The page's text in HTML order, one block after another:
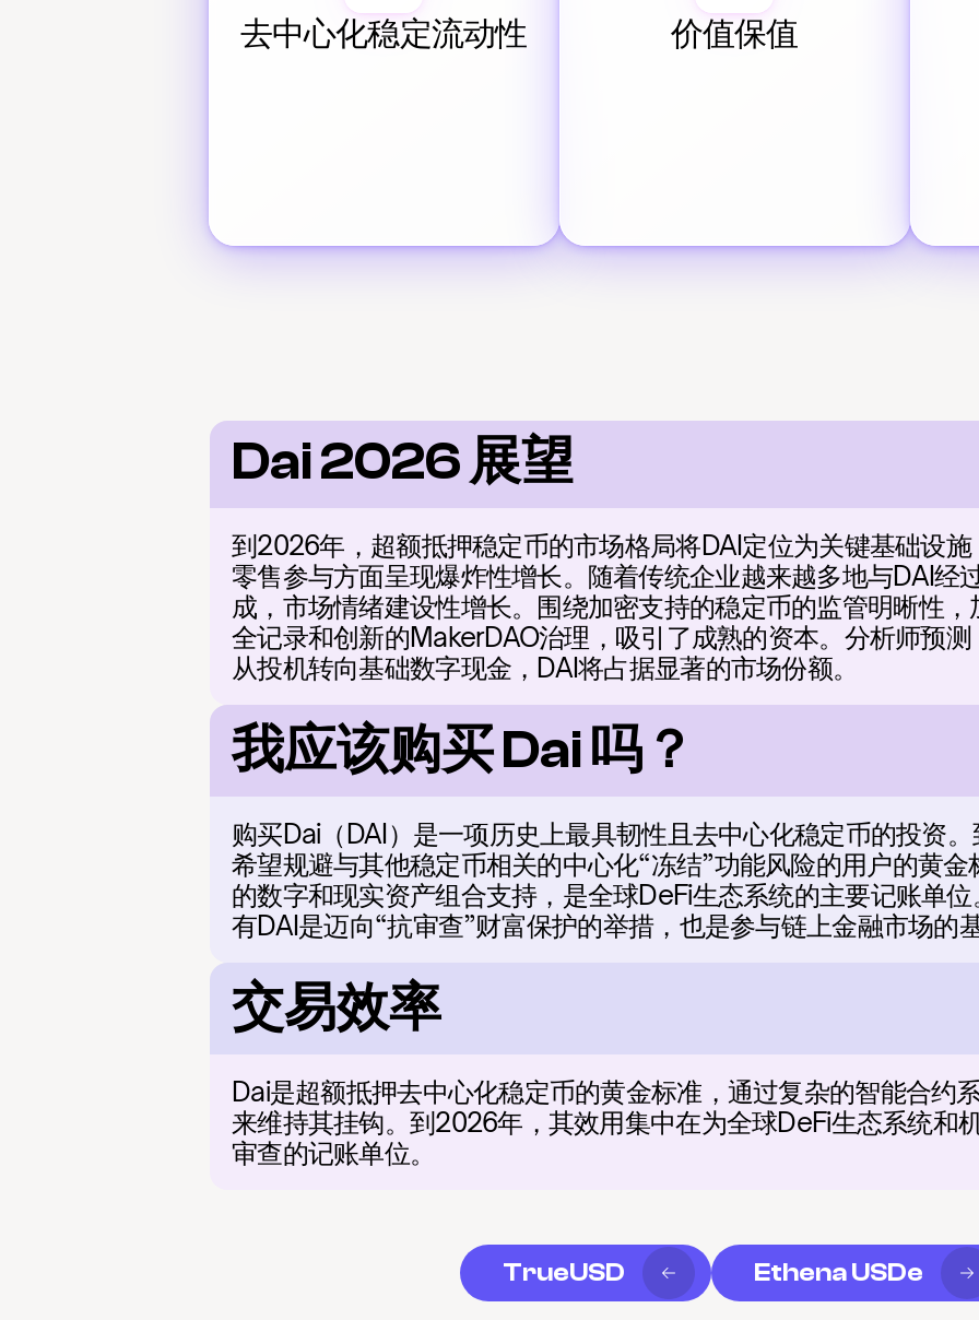
去中心化稳定流动性 价值保值
Dai 2026 展望
到2026年，超额抵押稳定币的市场格局将DAI定位为关键基础设
零售参与方面呈现爆炸性增长。随着传统企业越来越多地与DAI经
成，市场情绪建设性增长。围绕加密支持的稳定币的监管明晰性
全记录和创新的MakerDAO治理，吸引了成熟的资本。分析师预
从投机转向基础数字现金，DAI将占据显著的市场份额。
我应该购买 Dai 吗？
购买Dai（DAI）是一项历史上最具韧性且去中心化稳定币的投资
希望规避与其他稳定币相关的中心化“冻结”功能风险的用户的黄
的数字和现实资产组合支持，是全球DeFi生态系统的主要记账单
有DAI是迈向“抗审查”财富保护的举措，也是参与链上金融市场的
交易效率
Dai是超额抵押去中心化稳定币的黄金标准，通过复杂的智能合约
来维持其挂钩。到2026年，其效用集中在为全球DeFi生态系统和
审查的记账单位。
TrueUSD Ethena USDe